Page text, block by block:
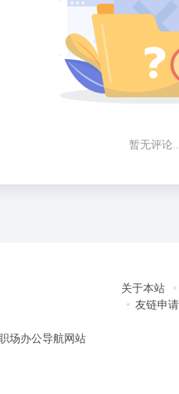
暂无评论
场办公导航网站
关于本站
友链申请